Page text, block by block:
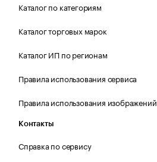
Каталог по категориям
Каталог торговых марок
Каталог ИП по регионам
Правила использования сервиса
Правила использования изображений
Контакты
Справка по сервису